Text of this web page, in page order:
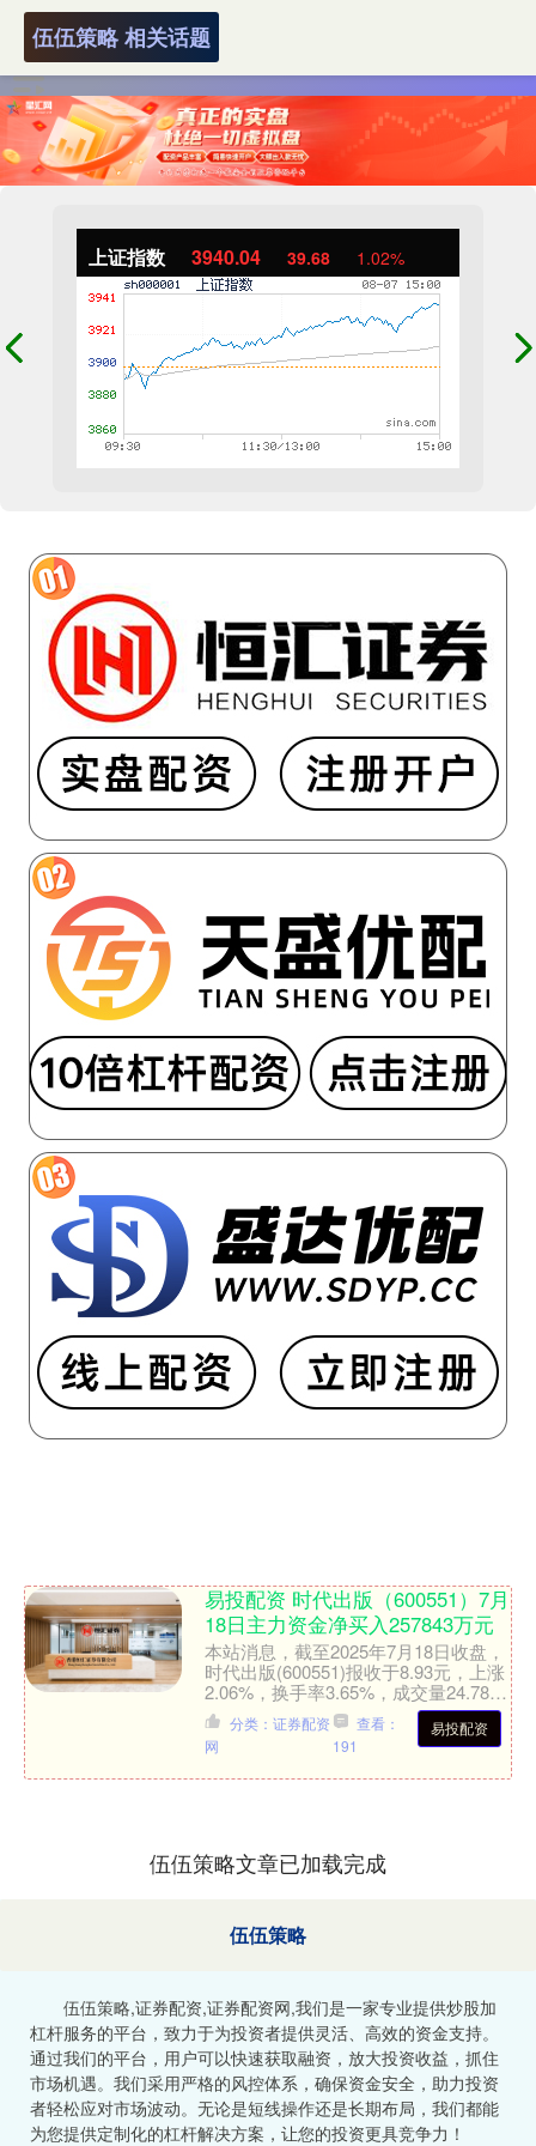
上证指数 3940.04 39.68 1.02%
伍伍策略 相关话题
易投配资 时代出版（600551）7月
18日主力资金净买入257843万元
本站消息，截至2025年7月18日收盘，
时代出版(600551)报收于8.93元，上涨
2.06%，换手率3.65%，成交量24.78万
手，成交额2.19亿元。 ....
易投配资
分类：证券配资
网
查看：
191
伍伍策略文章已加载完成
伍伍策略
伍伍策略,证券配资,证券配资网,我们是一家专业提供炒股加
杠杆服务的平台，致力于为投资者提供灵活、高效的资金支持。
通过我们的平台，用户可以快速获取融资，放大投资收益，抓住
市场机遇。我们采用严格的风控体系，确保资金安全，助力投资
者轻松应对市场波动。无论是短线操作还是长期布局，我们都能
为您提供定制化的杠杆解决方案，让您的投资更具竞争力！